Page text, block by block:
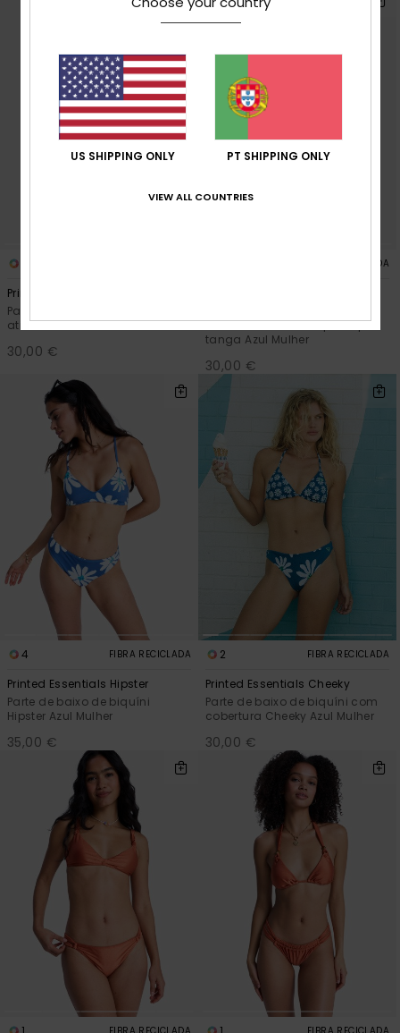
Printed Essentials TS Classic
Parte de baixo de biquíni com
atilhos Azul Mulher
30,00 €
FIBRA RECICLADA
Parte de baixo de biquíni tipo
tanga Azul Mulher
30,00 €
4 FIBRA RECICLADA
Printed Essentials Hipster
Parte de baixo de biquíni
Hipster Azul Mulher
35,00 €
2 FIBRA RECICLADA
Printed Essentials Cheeky
Parte de baixo de biquíni com
cobertura Cheeky Azul Mulher
30,00 €
US SHIPPING ONLY PT SHIPPING ONLY
VIEW ALL COUNTRIES